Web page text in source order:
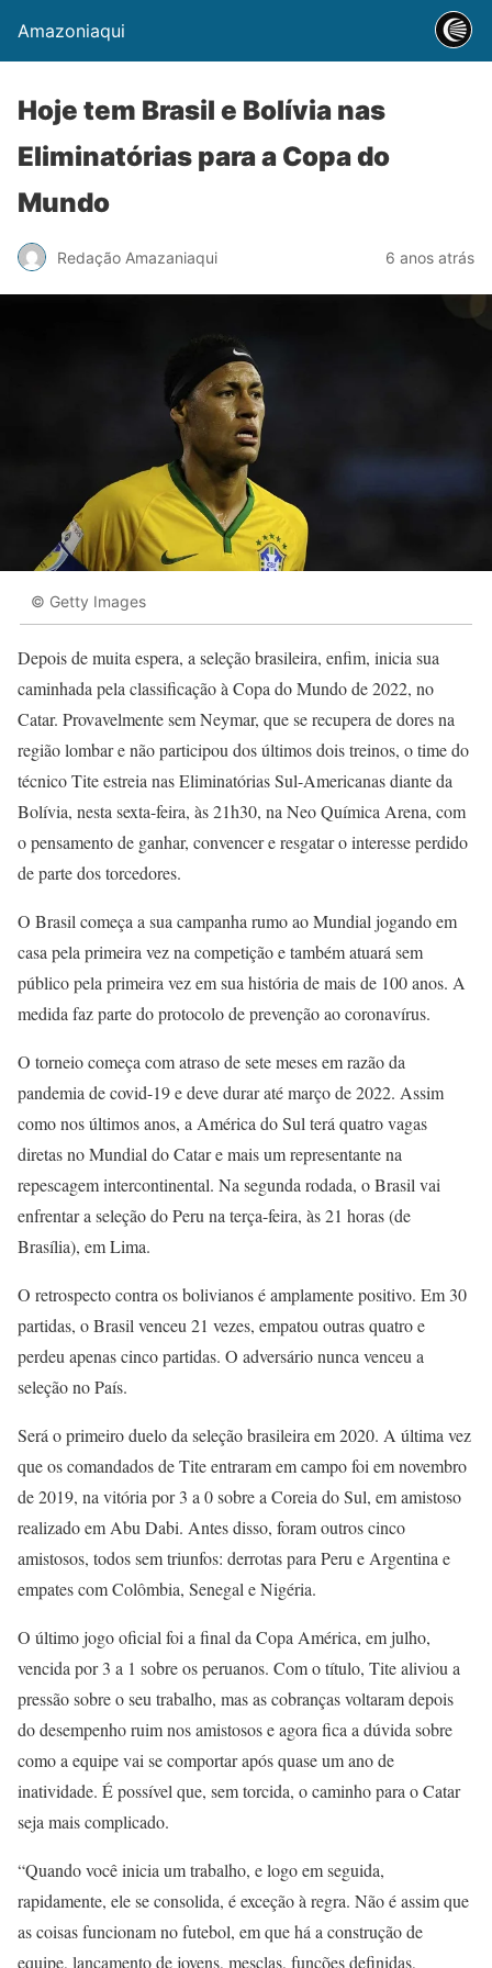
Amazoniaqui
Hoje tem Brasil e Bolívia nas
Eliminatórias para a Copa do
Mundo
Redação Amazaniaqui 6 anos atrás
© Getty Images
Depois de muita espera, a seleção brasileira, enfim, inicia sua
caminhada pela classificação à Copa do Mundo de 2022, no
Catar. Provavelmente sem Neymar, que se recupera de dores na
região lombar e não participou dos últimos dois treinos, o time do
técnico Tite estreia nas Eliminatórias Sul-Americanas diante da
Bolívia, nesta sexta-feira, às 21h30, na Neo Química Arena, com
o pensamento de ganhar, convencer e resgatar o interesse perdido
de parte dos torcedores.
O Brasil começa a sua campanha rumo ao Mundial jogando em
casa pela primeira vez na competição e também atuará sem
público pela primeira vez em sua história de mais de 100 anos. A
medida faz parte do protocolo de prevenção ao coronavírus.
O torneio começa com atraso de sete meses em razão da
pandemia de covid-19 e deve durar até março de 2022. Assim
como nos últimos anos, a América do Sul terá quatro vagas
diretas no Mundial do Catar e mais um representante na
repescagem intercontinental. Na segunda rodada, o Brasil vai
enfrentar a seleção do Peru na terça-feira, às 21 horas (de
Brasília), em Lima.
O retrospecto contra os bolivianos é amplamente positivo. Em 30
partidas, o Brasil venceu 21 vezes, empatou outras quatro e
perdeu apenas cinco partidas. O adversário nunca venceu a
seleção no País.
Será o primeiro duelo da seleção brasileira em 2020. A última vez
que os comandados de Tite entraram em campo foi em novembro
de 2019, na vitória por 3 a 0 sobre a Coreia do Sul, em amistoso
realizado em Abu Dabi. Antes disso, foram outros cinco
amistosos, todos sem triunfos: derrotas para Peru e Argentina e
empates com Colômbia, Senegal e Nigéria.
O último jogo oficial foi a final da Copa América, em julho,
vencida por 3 a 1 sobre os peruanos. Com o título, Tite aliviou a
pressão sobre o seu trabalho, mas as cobranças voltaram depois
do desempenho ruim nos amistosos e agora fica a dúvida sobre
como a equipe vai se comportar após quase um ano de
inatividade. É possível que, sem torcida, o caminho para o Catar
seja mais complicado.
“Quando você inicia um trabalho, e logo em seguida,
rapidamente, ele se consolida, é exceção à regra. Não é assim que
as coisas funcionam no futebol, em que há a construção de
equipe, lançamento de jovens, mesclas, funções definidas,